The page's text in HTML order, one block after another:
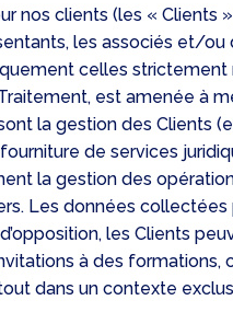
nos clients (les «
les associés et/
celles strictement
est amenée à
la gestion des Clients
de services
la gestion des
Les données
les Clients
à des formations,
dans un contexte